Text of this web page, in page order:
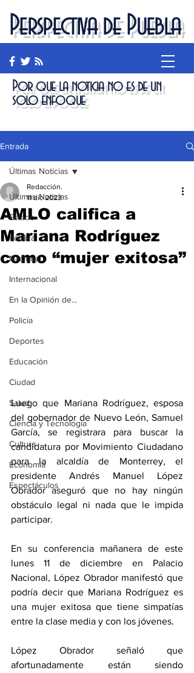
Perspectiva de Puebla
Por que la noticia no es de un
solo enfoque
Entrada
Últimas Noticias
Estado
Política
Nacional
Internacional
En la Opinión de...
Policía
Deportes
Educación
Ciudad
Salud
Ciencia y Tecnología
Cultura
Economía
Espectáculos
Últimas Noticias
AMLO califica a
Mariana Rodríguez
como “mujer exitosa”
Redacción.
11 dic 2023
Luego que Mariana Rodríguez, esposa
del gobernador de Nuevo León, Samuel
García, se registrara para buscar la
candidatura por Movimiento Ciudadano
para la alcaldía de Monterrey, el
presidente Andrés Manuel López
Obrador aseguró que no hay ningún
obstáculo legal ni nada que le impida
participar.
En su conferencia mañanera de este
lunes 11 de diciembre en Palacio
Nacional, López Obrador manifestó que
podría decir que Mariana Rodríguez es
una mujer exitosa que tiene simpatías
entre la clase media y con los jóvenes.
López Obrador señaló que
afortunadamente están siendo